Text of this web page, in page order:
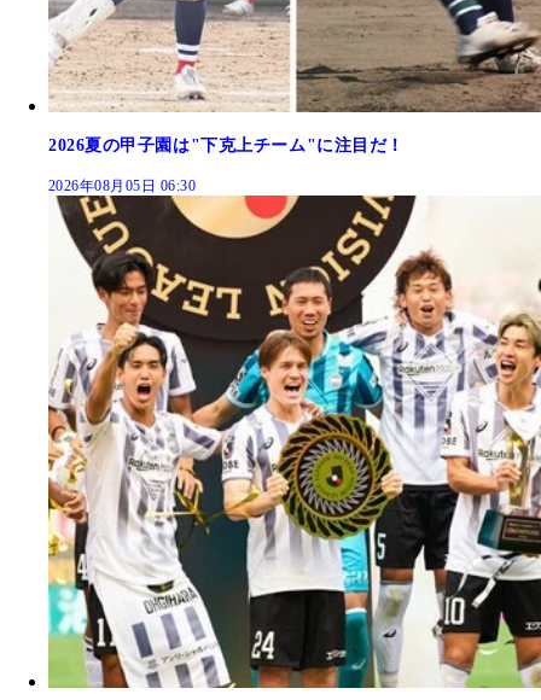
2026夏の甲子園は"下克上チーム"に注目だ！
2026年08月05日 06:30